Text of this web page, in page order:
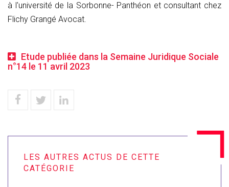
à l'université de la Sorbonne- Panthéon et consultant chez
Flichy Grangé Avocat.
Etude publiée dans la Semaine Juridique Sociale
n°14 le 11 avril 2023